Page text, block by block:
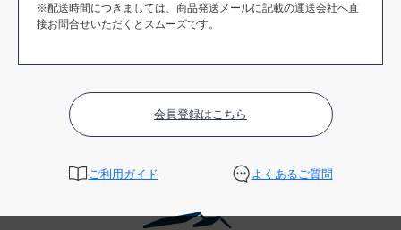
※配送時間につきましては、商品発送メールに記載の運送会社へ直
接お問合せいただくとスムーズです。
会員登録はこちら
ご利用ガイド よくあるご質問